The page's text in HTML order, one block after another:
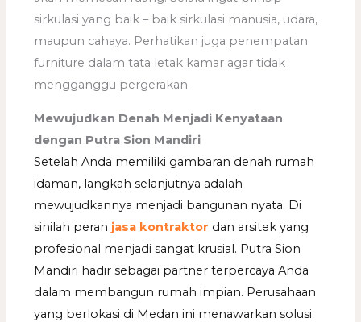
sirkulasi yang baik – baik sirkulasi manusia, udara,
maupun cahaya. Perhatikan juga penempatan
furniture dalam tata letak kamar agar tidak
mengganggu pergerakan.
Mewujudkan Denah Menjadi Kenyataan
dengan Putra Sion Mandiri
Setelah Anda memiliki gambaran denah rumah
idaman, langkah selanjutnya adalah
mewujudkannya menjadi bangunan nyata. Di
sinilah peran jasa kontraktor dan arsitek yang
profesional menjadi sangat krusial. Putra Sion
Mandiri hadir sebagai partner terpercaya Anda
dalam membangun rumah impian. Perusahaan
yang berlokasi di Medan ini menawarkan solusi